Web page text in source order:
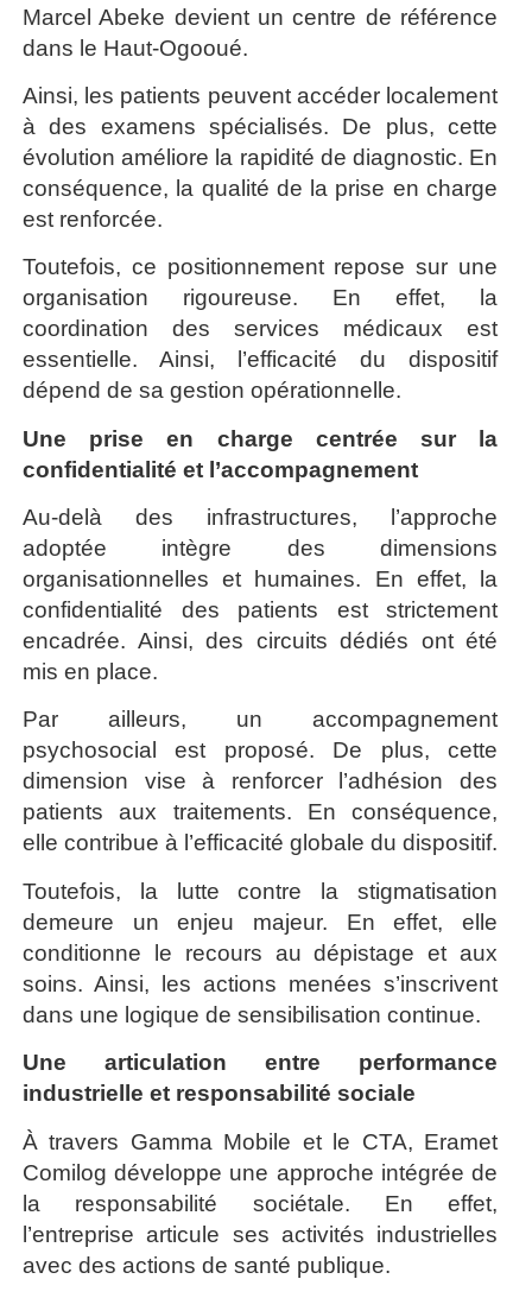
Marcel Abeke devient un centre de référence
dans le Haut-Ogooué.
Ainsi, les patients peuvent accéder localement
à des examens spécialisés. De plus, cette
évolution améliore la rapidité de diagnostic. En
conséquence, la qualité de la prise en charge
est renforcée.
Toutefois, ce positionnement repose sur une
organisation rigoureuse. En effet, la
coordination des services médicaux est
essentielle. Ainsi, l’efficacité du dispositif
dépend de sa gestion opérationnelle.
Une prise en charge centrée sur la
confidentialité et l’accompagnement
Au-delà des infrastructures, l’approche
adoptée intègre des dimensions
organisationnelles et humaines. En effet, la
confidentialité des patients est strictement
encadrée. Ainsi, des circuits dédiés ont été
mis en place.
Par ailleurs, un accompagnement
psychosocial est proposé. De plus, cette
dimension vise à renforcer l’adhésion des
patients aux traitements. En conséquence,
elle contribue à l’efficacité globale du dispositif.
Toutefois, la lutte contre la stigmatisation
demeure un enjeu majeur. En effet, elle
conditionne le recours au dépistage et aux
soins. Ainsi, les actions menées s’inscrivent
dans une logique de sensibilisation continue.
Une articulation entre performance
industrielle et responsabilité sociale
À travers Gamma Mobile et le CTA, Eramet
Comilog développe une approche intégrée de
la responsabilité sociétale. En effet,
l’entreprise articule ses activités industrielles
avec des actions de santé publique.